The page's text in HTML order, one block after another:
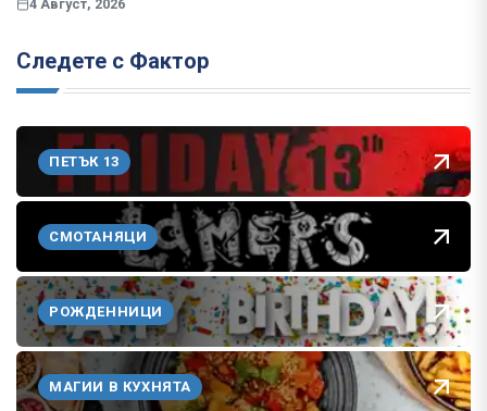
4 Август, 2026
Следете с Фактор
ПЕТЪК 13
СМОТАНЯЦИ
РОЖДЕННИЦИ
МАГИИ В КУХНЯТА